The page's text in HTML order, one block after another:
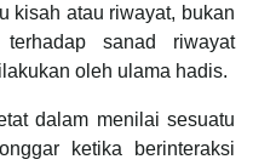
kisah atau riwayat, bukan
sanad riwayat
oleh ulama hadis.
dalam menilai sesuatu
ketika berinteraksi